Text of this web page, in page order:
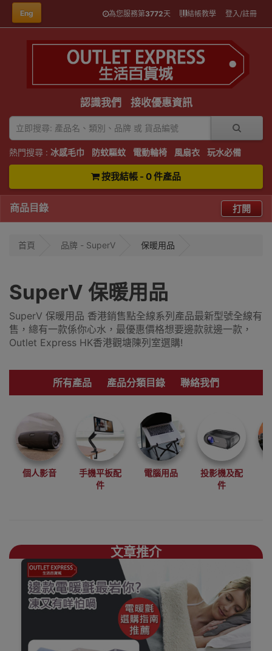
Eng 為您服務第3772天 結帳教學 登入/註冊
認識我們 接收優惠資訊
熱門搜尋 : 冰感毛巾 防蚊驅蚊 電動輪椅 風扇衣 玩水必備
按我結帳 - 0 件產品
商品目錄 打開
首頁 品牌 - SuperV 保暖用品
SuperV 保暖用品
SuperV 保暖用品 香港銷售點全線系列產品最新型號全線有
售，總有一款係你心水，最優惠價格想要邊款就邊一款，
Outlet Express HK香港觀塘陳列室選購!
所有產品 產品分類目錄 聯絡我們
個人影音
手機平板配
件
電腦用品
投影機及配
件
文章推介